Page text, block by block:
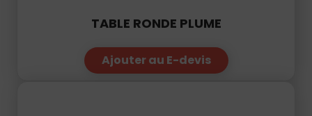
TABLE RONDE PLUME
Ajouter au E-devis